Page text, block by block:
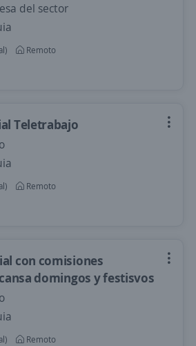
del sector
Remoto
Teletrabajo
Remoto
con comisiones
domingos y festisvos
Remoto